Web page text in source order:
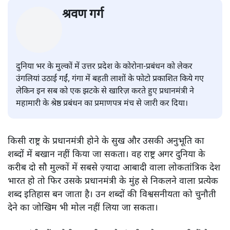
है?
विचार| श्रवण गर्ग| 17 JUL, 2021